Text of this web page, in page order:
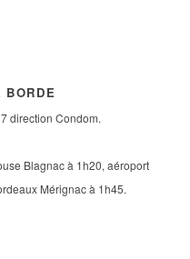
BORDE
direction Condom.
Blagnac à 1h20, aéroport
Mérignac à 1h45.